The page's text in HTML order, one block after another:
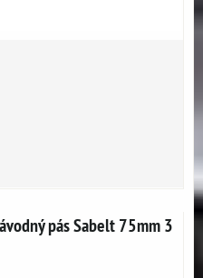
pás Sabelt 75mm 3